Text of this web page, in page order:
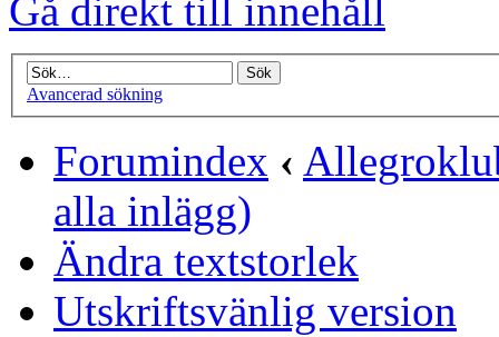
Gå direkt till innehåll
Avancerad sökning
Forumindex ‹
alla inlägg)
Ändra textstorlek
Utskriftsvänlig version